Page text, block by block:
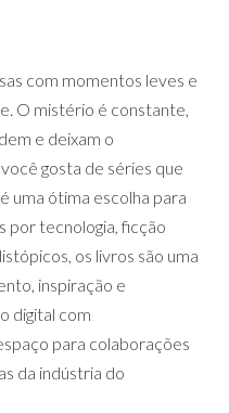
com momentos leves e
O mistério é constante,
e deixam o
gosta de séries que
uma ótima escolha para
por tecnologia, ficção
os livros são uma
inspiração e
digital com
para colaborações
da indústria do